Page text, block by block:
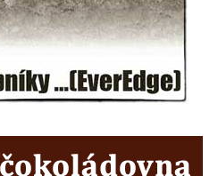
Panny
Libverda